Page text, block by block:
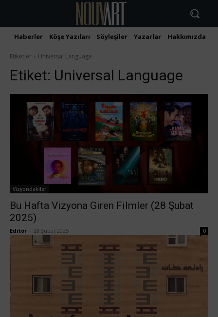
Haberler Köşe Yazıları Söyleşiler Yazarlar Hakkımızda
Etiketler Universal Language
Etiket: Universal Language
Vizyondakiler
Bu Hafta Vizyona Giren Filmler (28 Şubat
2025)
Editör 28 Şubat 2025 0